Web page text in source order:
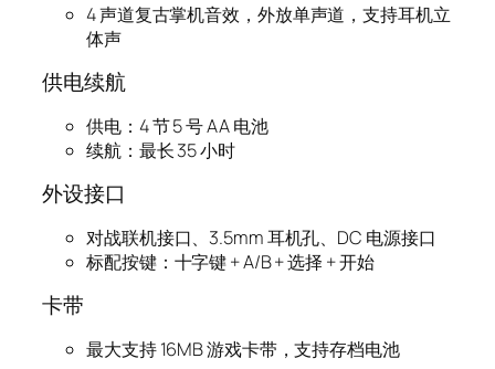
4 声道复古掌机音效，外放单声道，支持耳机立
体声
供电续航
供电：4 节 5 号 AA 电池
续航：最长 35 小时
外设接口
对战联机接口、3.5mm 耳机孔、DC 电源接口
标配按键：十字键 + A/B + 选择 + 开始
卡带
最大支持 16MB 游戏卡带，支持存档电池